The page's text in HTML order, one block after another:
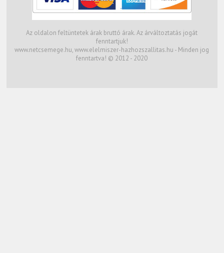
Az oldalon feltüntetek árak bruttó árak. Az árváltoztatás jogát
fenntartjuk!
www.netcsemege.hu, www.elelmiszer-hazhozszallitas.hu - Minden jog
fenntartva! © 2012 - 2020